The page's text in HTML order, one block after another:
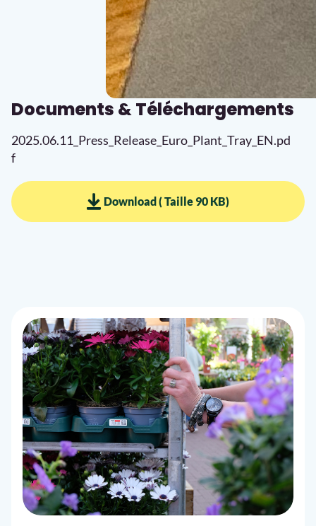
Documents & Téléchargements
2025.06.11_Press_Release_Euro_Plant_Tray_EN.pd
f
Download ( Taille 90 KB)